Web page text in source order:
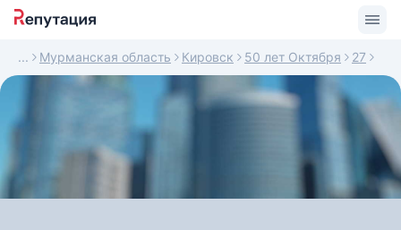
Мурманская область Кировск 50 лет Октября 27